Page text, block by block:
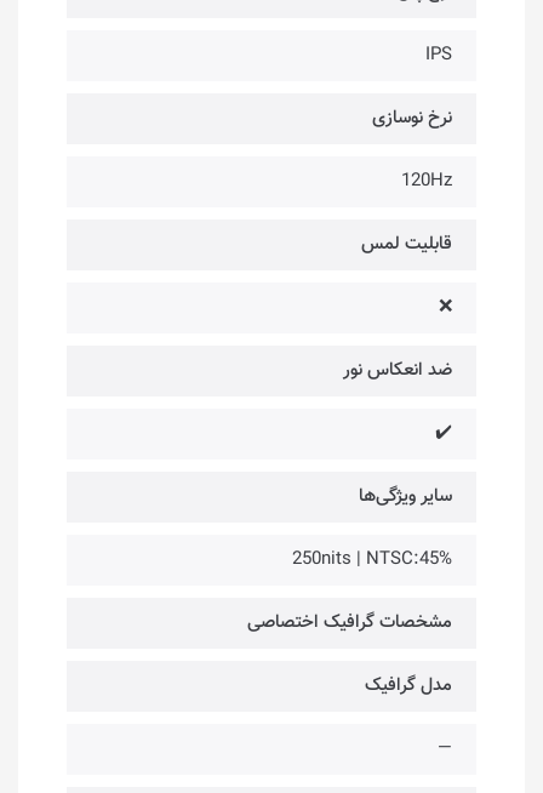
IPS
نرخ نوسازی
120Hz
قابلیت لمس
❌
ضد انعکاس نور
✔️
سایر ویژگی‌ها
250nits | NTSC:45%
مشخصات گرافیک اختصاصی
مدل گرافیک
—